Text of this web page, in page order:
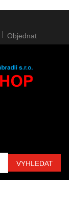
Objednat
VYHLEDAT